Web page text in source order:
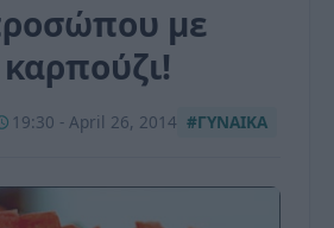
με
19:30 - April 26, 2014 #ΓΥΝΑΙΚΑ